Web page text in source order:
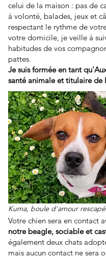
celui de la maison : pas de
à volonté, balades, jeux et
respectant le rythme de
votre domicile, je veille à
habitudes de vos
pattes.
Je suis formée en tant
santé animale et titulaire de
Kuma, boule d'amour
Votre chien sera en contact
notre beagle, sociable et
également deux chats
mais aucun contact ne sera